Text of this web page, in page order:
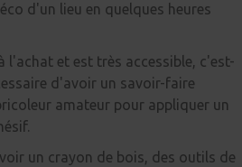
d'un lieu en quelques heures
l'achat et est très accessible, c'est-
d'avoir un savoir-faire
amateur pour appliquer un
un crayon de bois, des outils de